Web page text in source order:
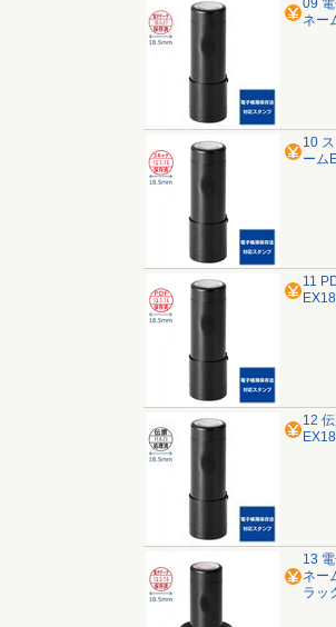
09
ネー
10
ーム
11
12
13
ネー
ラッ